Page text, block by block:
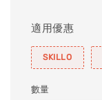
適用優惠
SKILLO
數量